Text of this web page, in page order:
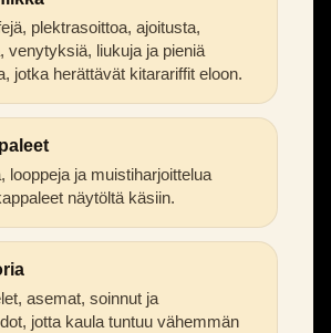
plektrasoittoa, ajoitusta,
venytyksiä, liukuja ja pieniä
jotka herättävät kitarariffit eloon.
looppeja ja muistiharjoittelua
näytöltä käsiin.
asemat, soinnut ja
jotta kaula tuntuu vähemmän